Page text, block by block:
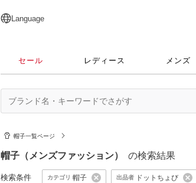
日本語
English
简体中文
繁體中文
Language
セール レディース メンズ
帽子一覧ページ
帽子（メンズファッション） の検索結果
検索条件 カテゴリ 帽子 出品者 ドットちょび